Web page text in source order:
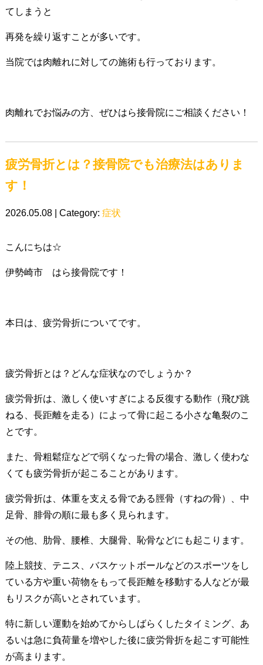
てしまうと
再発を繰り返すことが多いです。
当院では肉離れに対しての施術も行っております。
肉離れでお悩みの方、ぜひはら接骨院にご相談ください！
疲労骨折とは？接骨院でも治療法はありま
す！
2026.05.08 | Category: 症状
こんにちは☆
伊勢崎市 はら接骨院です！
本日は、疲労骨折についてです。
疲労骨折とは？どんな症状なのでしょうか？
疲労骨折は、激しく使いすぎによる反復する動作（飛び跳
ねる、長距離を走る）によって骨に起こる小さな亀裂のこ
とです。
また、骨粗鬆症などで弱くなった骨の場合、激しく使わな
くても疲労骨折が起こることがあります。
疲労骨折は、体重を支える骨である脛骨（すねの骨）、中
足骨、腓骨の順に最も多く見られます。
その他、肋骨、腰椎、大腿骨、恥骨などにも起こります。
陸上競技、テニス、バスケットボールなどのスポーツをし
ている方や重い荷物をもって長距離を移動する人などが最
もリスクが高いとされています。
特に新しい運動を始めてからしばらくしたタイミング、あ
るいは急に負荷量を増やした後に疲労骨折を起こす可能性
が高まります。